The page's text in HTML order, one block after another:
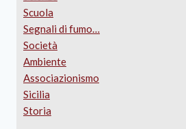
Scuola
Segnali di fumo…
Società
Ambiente
Associazionismo
Sicilia
Storia